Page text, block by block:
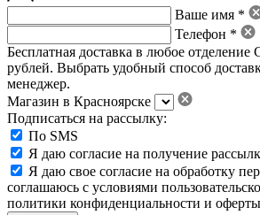
Ваше имя *
Телефон *
Бесплатная доставка в любое
рублей. Выбрать удобный способ
менеджер.
Магазин в Красноярске
Подписаться на рассылку:
По SMS
Я даю согласие на получение
Я даю свое согласие на обработку
соглашаюсь с условиями
политики конфиденциальности и оферты